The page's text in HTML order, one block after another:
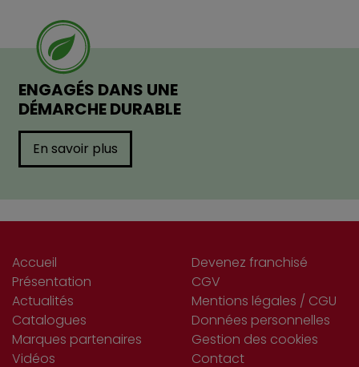
ENGAGÉS DANS UNE
DÉMARCHE DURABLE
En savoir plus
Accueil
Présentation
Actualités
Catalogues
Marques partenaires
Vidéos
Devenez franchisé
CGV
Mentions légales / CGU
Données personnelles
Gestion des cookies
Contact